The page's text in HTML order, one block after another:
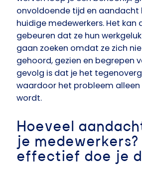
onvoldoende tijd en aandacht
huidige medewerkers. Het kan
gebeuren dat ze hun
gaan zoeken omdat ze zich
gehoord, gezien en begrepen
gevolg is dat je het
waardoor het probleem
wordt.
Hoeveel
je medewerkers?
effectief doe je